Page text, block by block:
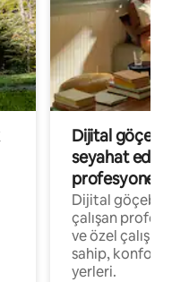
Dijital
seyahat eden
Dijital
çalışan
ve özel
sahip,
yerleri.